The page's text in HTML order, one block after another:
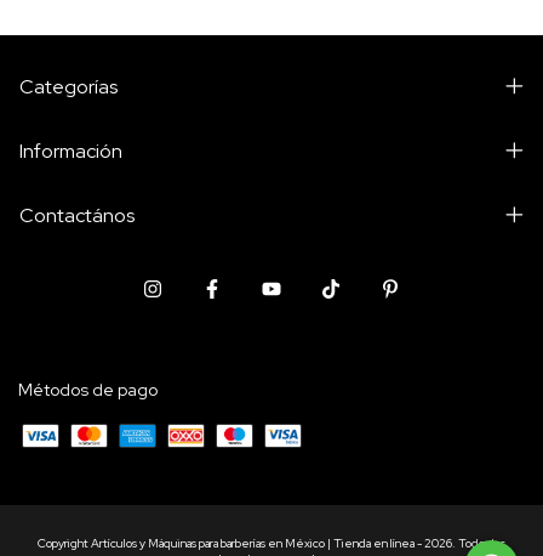
Categorías
Información
Contactános
Métodos de pago
Copyright Artículos y Máquinas para barberías en México | Tienda en línea - 2026. Todos los